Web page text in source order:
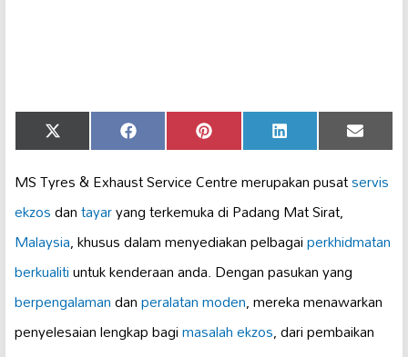
Share
on
X
(Twitter)
Share
on
Facebook Share
on
Pinterest Share
on
LinkedIn Share
on
Email
MS Tyres & Exhaust Service Centre merupakan pusatservis
ekzosdantayaryang terkemuka di Padang Mat Sirat,
Malaysia, khusus dalam menyediakan pelbagaiperkhidmatan
berkualitiuntuk kenderaan anda. Dengan pasukan yang
berpengalamandanperalatan moden, mereka menawarkan
penyelesaian lengkap bagimasalah ekzos, dari pembaikan